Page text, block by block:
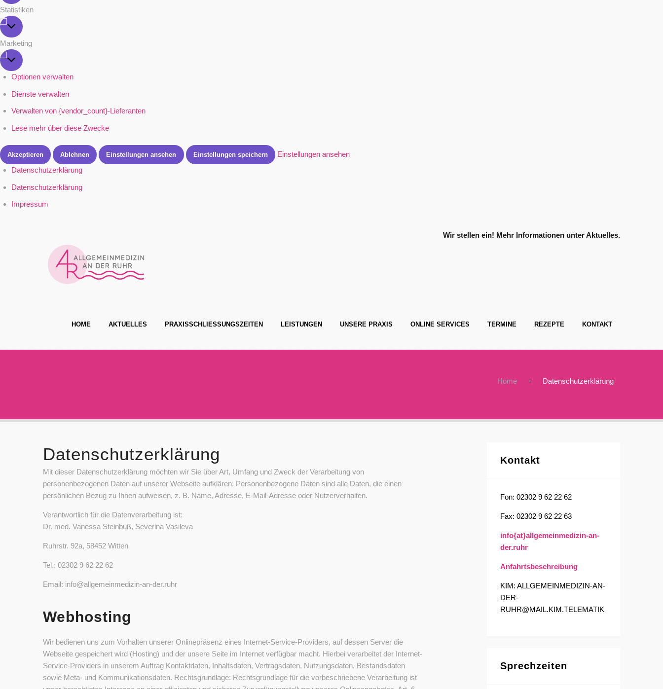
Statistiken
Statistiken
Marketing
Marketing
Optionen verwalten
Dienste verwalten
Verwalten von {vendor_count}-Lieferanten
Lese mehr über diese Zwecke
Akzeptieren Ablehnen Einstellungen ansehen Einstellungen speichern
Einstellungen ansehen
Datenschutzerklärung
Datenschutzerklärung
Impressum
Wir stellen ein! Mehr Informationen unter Aktuelles.
HOME AKTUELLES PRAXISSCHLIESSUNGSZEITEN LEISTUNGEN UNSERE PRAXIS ONLINE SERVICES TERMINE REZEPTE KONTAKT
Home Datenschutzerklärung
Datenschutzerklärung
Mit dieser Datenschutzerklärung möchten wir Sie über Art, Umfang und Zweck der Verarbeitung von
personenbezogenen Daten auf unserer Webseite aufklären. Personenbezogene Daten sind alle Daten, die einen
persönlichen Bezug zu Ihnen aufweisen, z. B. Name, Adresse, E-Mail-Adresse oder Nutzerverhalten.
Verantwortlich für die Datenverarbeitung ist:
Dr. med. Vanessa Steinbuß, Severina Vasileva
Ruhrstr. 92a, 58452 Witten
Tel.: 02302 9 62 22 62
Email: info@allgemeinmedizin-an-der.ruhr
Webhosting
Wir bedienen uns zum Vorhalten unserer Onlinepräsenz eines Internet-Service-Providers, auf dessen Server die
Webseite gespeichert wird (Hosting) und der unsere Seite im Internet verfügbar macht. Hierbei verarbeitet der Internet-
Service-Providers in unserem Auftrag Kontaktdaten, Inhaltsdaten, Vertragsdaten, Nutzungsdaten, Bestandsdaten
sowie Meta- und Kommunikationsdaten. Rechtsgrundlage: Rechtsgrundlage für die vorbeschriebene Verarbeitung ist
Kontakt
Fon: 02302 9 62 22 62
Fax: 02302 9 62 22 63
info{at}allgemeinmedizin-an-
der.ruhr
Anfahrtsbeschreibung
KIM: ALLGEMEINMEDIZIN-AN-
DER-
RUHR@MAIL.KIM.TELEMATIK
Sprechzeiten